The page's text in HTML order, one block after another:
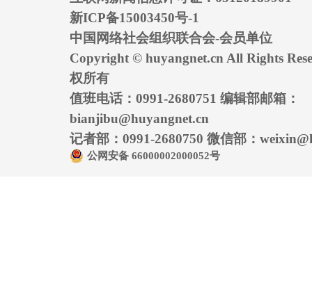
新ICP备15003450号-1
中国网络社会组织联合会-会员单位
Copyright © huyangnet.cn All Rights
权所有
值班电话：0991-2680751 编辑部邮箱：
bianjibu@huyangnet.cn
记者部：0991-2680750 微信部：
公网安备 66000002000052号